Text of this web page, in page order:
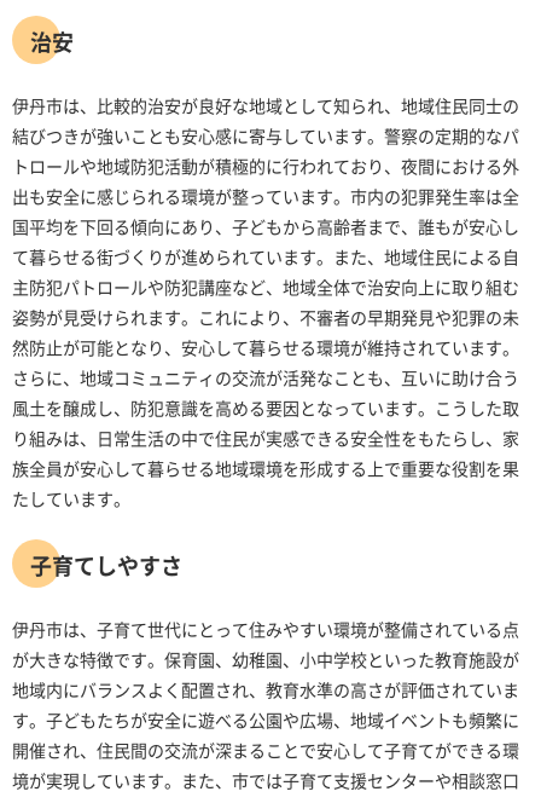
治安
伊丹市は、比較的治安が良好な地域として知られ、地域住民同士の
結びつきが強いことも安心感に寄与しています。警察の定期的なパ
トロールや地域防犯活動が積極的に行われており、夜間における外
出も安全に感じられる環境が整っています。市内の犯罪発生率は全
国平均を下回る傾向にあり、子どもから高齢者まで、誰もが安心し
て暮らせる街づくりが進められています。また、地域住民による自
主防犯パトロールや防犯講座など、地域全体で治安向上に取り組む
姿勢が見受けられます。これにより、不審者の早期発見や犯罪の未
然防止が可能となり、安心して暮らせる環境が維持されています。
さらに、地域コミュニティの交流が活発なことも、互いに助け合う
風土を醸成し、防犯意識を高める要因となっています。こうした取
り組みは、日常生活の中で住民が実感できる安全性をもたらし、家
族全員が安心して暮らせる地域環境を形成する上で重要な役割を果
たしています。
子育てしやすさ
伊丹市は、子育て世代にとって住みやすい環境が整備されている点
が大きな特徴です。保育園、幼稚園、小中学校といった教育施設が
地域内にバランスよく配置され、教育水準の高さが評価されていま
す。子どもたちが安全に遊べる公園や広場、地域イベントも頻繁に
開催され、住民間の交流が深まることで安心して子育てができる環
境が実現しています。また、市では子育て支援センターや相談窓口